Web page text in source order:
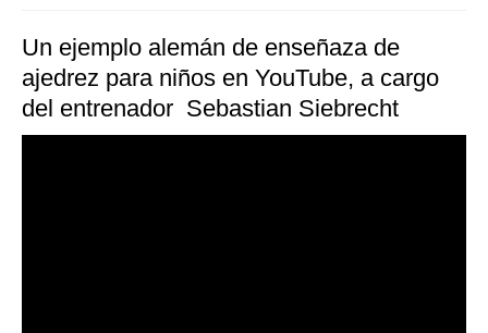
Un ejemplo alemán de enseñaza de
ajedrez para niños en YouTube, a cargo
del entrenador Sebastian Siebrecht